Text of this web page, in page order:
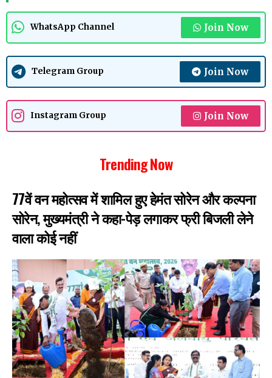
WhatsApp Channel Join Now
Telegram Group Join Now
Instagram Group Join Now
Trending Now
77वें वन महोत्सव में शामिल हुए हेमंत सोरेन और कल्पना
सोरेन, मुख्यमंत्री ने कहा-पेड़ लगाकर फ्री बिजली लेने
वाला कोई नहीं